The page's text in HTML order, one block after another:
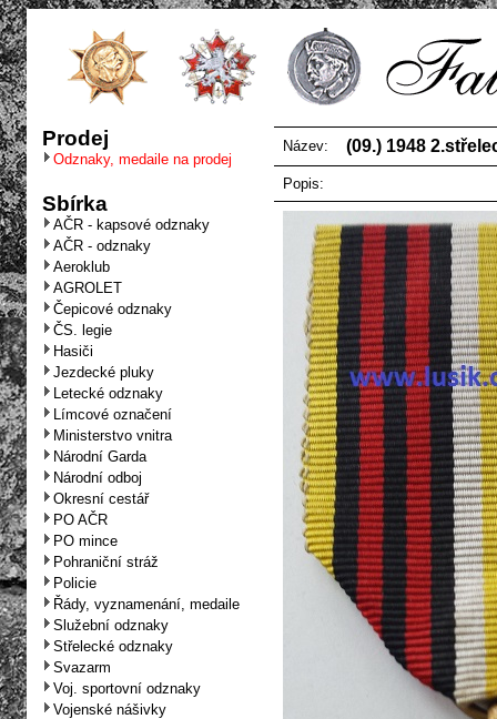
Prodej
Odznaky, medaile na prodej
Sbírka
AČR - kapsové odznaky
AČR - odznaky
Aeroklub
AGROLET
Čepicové odznaky
ČS. legie
Hasiči
Jezdecké pluky
Letecké odznaky
Límcové označení
Ministerstvo vnitra
Národní Garda
Národní odboj
Okresní cestář
PO AČR
PO mince
Pohraniční stráž
Policie
Řády, vyznamenání, medaile
Služební odznaky
Střelecké odznaky
Svazarm
Voj. sportovní odznaky
Vojenské nášivky
Název: (09.) 1948
Popis: